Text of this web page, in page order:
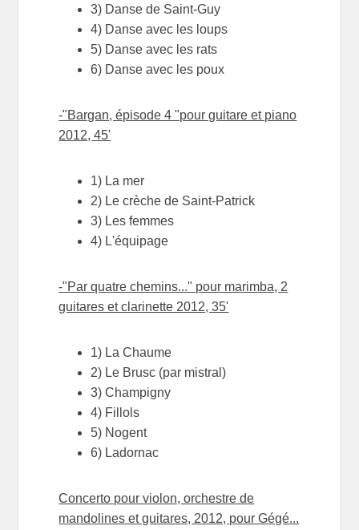
3) Danse de Saint-Guy
4) Danse avec les loups
5) Danse avec les rats
6) Danse avec les poux
-"Bargan, épisode 4 "pour guitare et piano
2012, 45'
1) La mer
2) Le crèche de Saint-Patrick
3) Les femmes
4) L'équipage
-"Par quatre chemins..." pour marimba, 2
guitares et clarinette 2012, 35'
1) La Chaume
2) Le Brusc (par mistral)
3) Champigny
4) Fillols
5) Nogent
6) Ladornac
Concerto pour violon, orchestre de
mandolines et guitares, 2012, pour Gégé...